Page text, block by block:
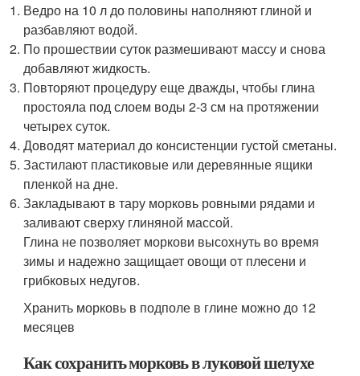
Ведро на 10 л до половины наполняют глиной и
разбавляют водой.
По прошествии суток размешивают массу и снова
добавляют жидкость.
Повторяют процедуру еще дважды, чтобы глина
простояла под слоем воды 2-3 см на протяжении
четырех суток.
Доводят материал до консистенции густой сметаны.
Застилают пластиковые или деревянные ящики
пленкой на дне.
Закладывают в тару морковь ровными рядами и
заливают сверху глиняной массой.
Глина не позволяет моркови высохнуть во время
зимы и надежно защищает овощи от плесени и
грибковых недугов.
Хранить морковь в подполе в глине можно до 12
месяцев
Как сохранить морковь в луковой шелухе